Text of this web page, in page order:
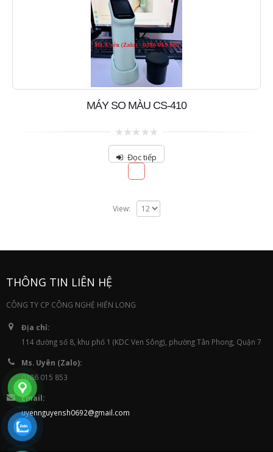
MÁY SO MÀU CS-410
0
of
Đọc tiếp
View:
THÔNG TIN LIÊN HỆ
CÔNG TY CP CÔNG NGHỆ HIỂN LONG
Địa chỉ:
114 đường số 8, khu phố 1 (KDC Ven Sông), phường Tân Phong, Quận 7
Ms. Uyên (Zalo):
0386 015 853
Email:
uyennguyensh0692@gmail.com